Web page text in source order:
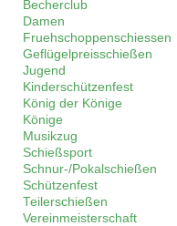
Becherclub
Damen
Fruehschoppenschiessen
Geflügelpreisschießen
Jugend
Kinderschützenfest
König der Könige
Könige
Musikzug
Schießsport
Schnur-/Pokalschießen
Schützenfest
Teilerschießen
Vereinmeisterschaft